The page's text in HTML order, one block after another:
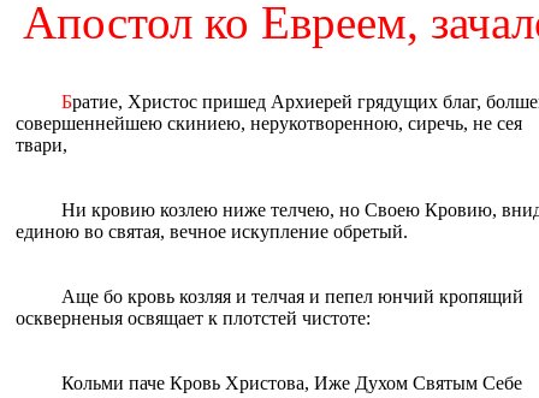
Апостол ко Евреем,
Братие, Христос пришед Архиерей грядущих благ,
совершеннейшею скиниею, нерукотворенною, сиречь, не сея
твари,
Ни кровию козлею ниже телчею, но Своею Кровию,
eдиною во святая, вечное искупление обретый.
Аще бо кровь козляя и телчая и пепел юнчий кропящий
осквернeныя освящает к плотстей чистоте:
Кольми паче Кровь Христова, Иже Духом Святым Себе